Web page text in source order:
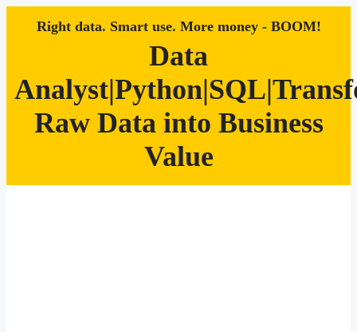
Right data. Smart use. More money - BOOM!
Data
Raw Data into Business
Value